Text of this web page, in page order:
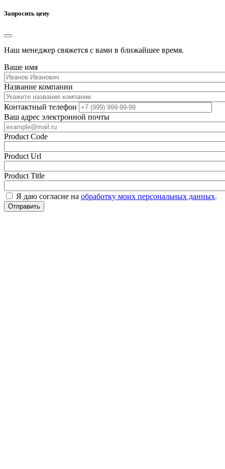
Запросить цену
Наш менеджер свяжется с вами в ближайшее время.
Ваше имя
Название компании
Контактный телефон
Ваш адрес электронной почты
Product Code
Product Url
Product Title
Я даю согласие на обработку моих персональных данных.
Отправить